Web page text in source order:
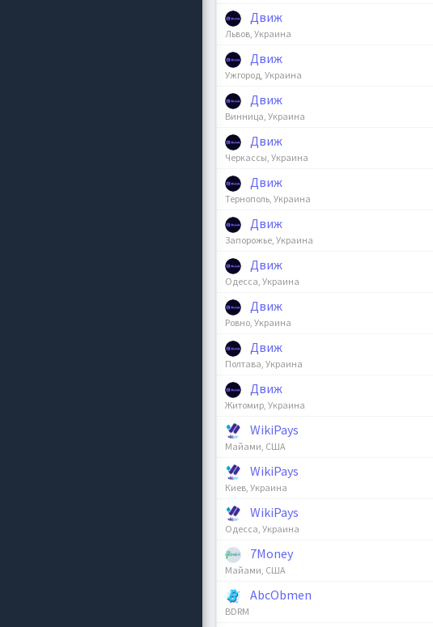
Движ
Львов, Украина
Движ
Ужгород, Украина
Движ
Винница, Украина
Движ
Черкассы, Украина
Движ
Тернополь, Украина
Движ
Запорожье, Украина
Движ
Одесса, Украина
Движ
Ровно, Украина
Движ
Полтава, Украина
Движ
Житомир, Украина
WikiPays
Майами, США
WikiPays
Киев, Украина
WikiPays
Одесса, Украина
7Money
Майами, США
AbcObmen
BDRM